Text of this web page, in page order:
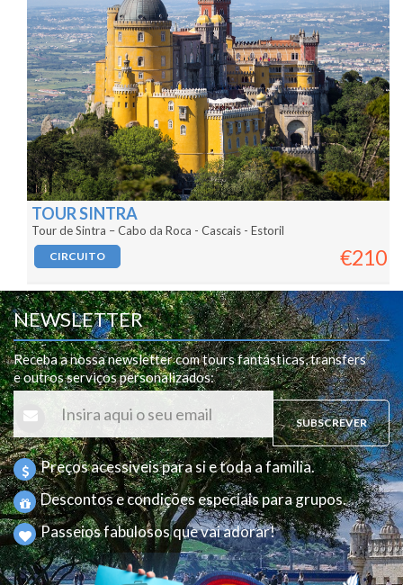
TOUR SINTRA
Tour de Sintra – Cabo da Roca - Cascais - Estoril
CIRCUITO €210
NEWSLETTER
Receba a nossa newsletter com tours fantásticas, transfers
e outros serviços personalizados:
SUBSCREVER
Preços acessiveis para si e toda a familia.
Descontos e condições especiais para grupos.
Passeios fabulosos que vai adorar!